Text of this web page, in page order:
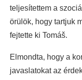
teljesítettem a
örülök, hogy tartjuk
fejtette ki Tomáš.
Elmondta, hogy a
javaslatokat az